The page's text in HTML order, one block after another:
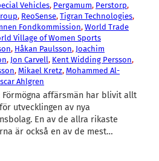
Vehicles, Pergamum, Perstorp
, ReoSense, Tigran Technologies
Fondkommission, World Trade
Village of Women Sports
, Håkan Paulsson, Joachim
, Jon Carvell, Kent Widding Persson
, Mikael Kretz, Mohammed Al-
Ahlgren
Förmögna affärsmän har blivit allt
utvecklingen av nya
En av de allra rikaste
är också en av de mest…